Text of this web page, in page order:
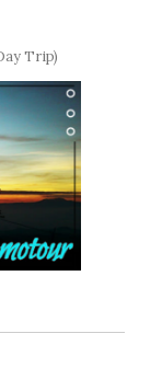
Trip)